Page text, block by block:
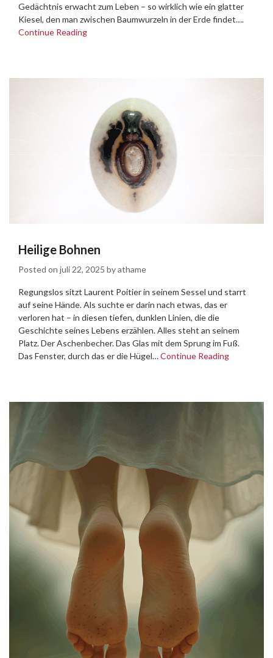
Gedächtnis erwacht zum Leben – so wirklich wie ein glatter
Kiesel, den man zwischen Baumwurzeln in der Erde findet….
Continue Reading
Heilige Bohnen
Posted on juli 22, 2025 byathame
Regungslos sitzt Laurent Poitier in seinem Sessel und starrt
auf seine Hände. Als suchte er darin nach etwas, das er
verloren hat – in diesen tiefen, dunklen Linien, die die
Geschichte seines Lebens erzählen. Alles steht an seinem
Platz. Der Aschenbecher. Das Glas mit dem Sprung im Fuß.
Das Fenster, durch das er die Hügel…Continue Reading